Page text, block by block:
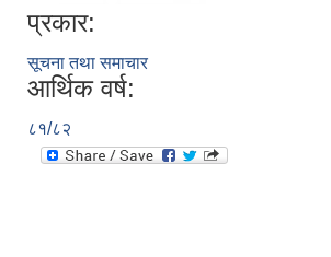
प्रकार:
सूचना तथा समाचार
आर्थिक वर्ष:
८१/८२